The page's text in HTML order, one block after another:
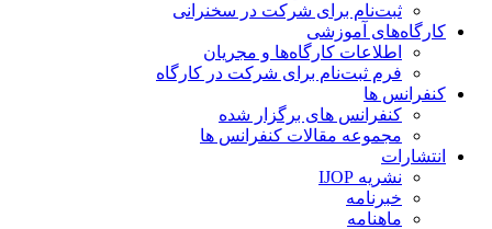
ثبت‌نام برای شرکت در سخنرانی
کارگاه‌های آموزشی
اطلاعات کارگاه‌ها و مجریان
فرم ثبت‌نام برای شرکت در کارگاه
کنفرانس ها
کنفرانس های برگزار شده
مجموعه مقالات کنفرانس ها
انتشارات
نشریه IJOP
خبرنامه
ماهنامه